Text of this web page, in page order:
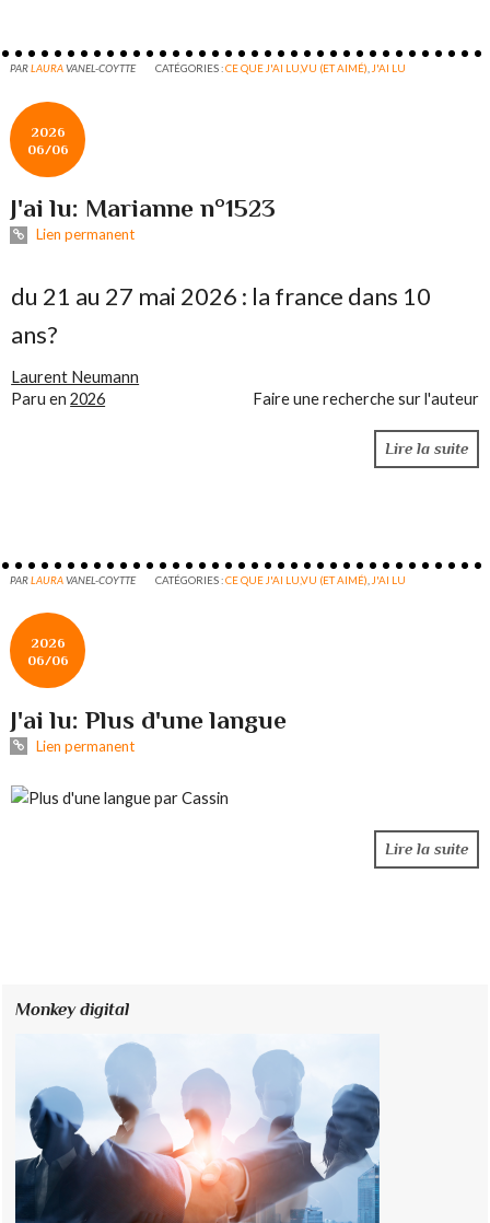
PARLAURAVANEL-COYTTE CATÉGORIES :CE QUE J'AI LU,VU (ET AIMÉ) J'AI LU
2026
06/06
J'ai lu: Marianne n°1523
Lien permanent
du 21 au 27 mai 2026 : la france dans 10
ans?
Laurent Neumann
Faire une recherche sur l'auteur
Paru en2026
Lire la suite
PARLAURAVANEL-COYTTE CATÉGORIES :CE QUE J'AI LU,VU (ET AIMÉ) J'AI LU
2026
06/06
J'ai lu: Plus d'une langue
Lien permanent
Lire la suite
Monkey digital